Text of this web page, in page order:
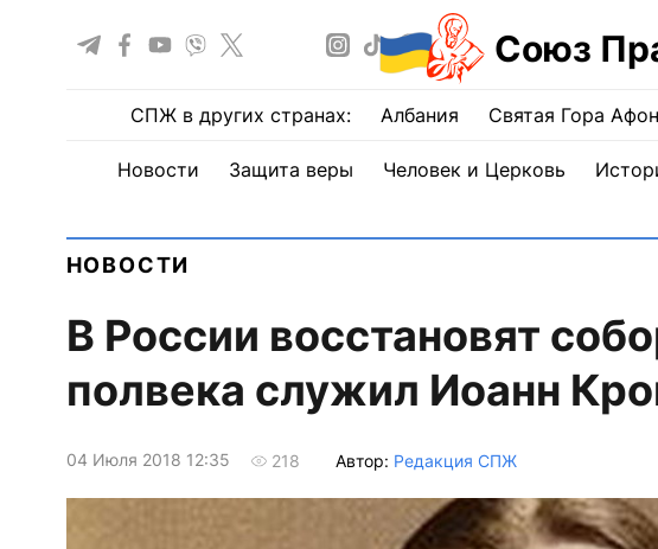
Союз
СПЖ в других странах: Албания Святая Гора Афон
Новости Защита веры Человек и Церковь
НОВОСТИ
В России восстановят
полвека служил Иоанн
04 Июля 2018 12:35 218 Автор: Редакция СПЖ